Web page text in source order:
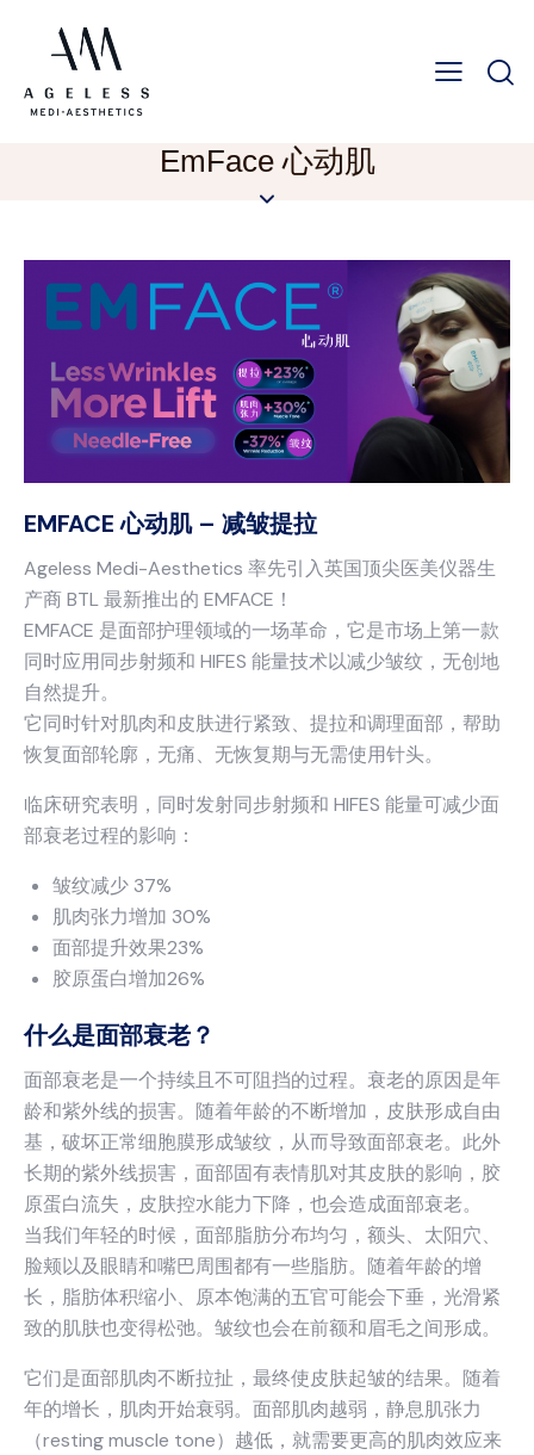
EmFace 心动肌
EMFACE 心动肌 – 减皱提拉
Ageless Medi-Aesthetics 率先引入英国顶尖医美仪器生
产商 BTL 最新推出的 EMFACE！
EMFACE 是面部护理领域的一场革命，它是市场上第一款
同时应用同步射频和 HIFES 能量技术以减少皱纹，无创地
自然提升。
它同时针对肌肉和皮肤进行紧致、提拉和调理面部，帮助
恢复面部轮廓，无痛、无恢复期与无需使用针头。
临床研究表明，同时发射同步射频和 HIFES 能量可减少面
部衰老过程的影响：
皱纹减少 37%
肌肉张力增加 30%
面部提升效果23%
胶原蛋白增加26%
什么是面部衰老？
面部衰老是一个持续且不可阻挡的过程。衰老的原因是年
龄和紫外线的损害。随着年龄的不断增加，皮肤形成自由
基，破坏正常细胞膜形成皱纹，从而导致面部衰老。此外
长期的紫外线损害，面部固有表情肌对其皮肤的影响，胶
原蛋白流失，皮肤控水能力下降，也会造成面部衰老。
当我们年轻的时候，面部脂肪分布均匀，额头、太阳穴、
脸颊以及眼睛和嘴巴周围都有一些脂肪。随着年龄的增
长，脂肪体积缩小、原本饱满的五官可能会下垂，光滑紧
致的肌肤也变得松弛。皱纹也会在前额和眉毛之间形成。
它们是面部肌肉不断拉扯，最终使皮肤起皱的结果。随着
年的增长，肌肉开始衰弱。面部肌肉越弱，静息肌张力
（resting muscle tone）越低，就需要更高的肌肉效应来